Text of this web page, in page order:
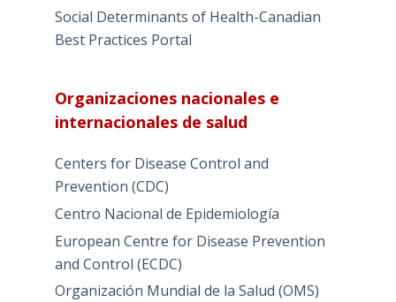
Social Determinants of Health-Canadian
Best Practices Portal
Organizaciones nacionales e
internacionales de salud
Centers for Disease Control and
Prevention (CDC)
Centro Nacional de Epidemiología
European Centre for Disease Prevention
and Control (ECDC)
Organización Mundial de la Salud (OMS)